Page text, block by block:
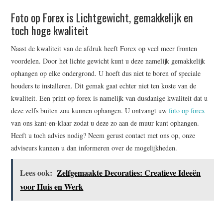
Foto op Forex is Lichtgewicht, gemakkelijk en
toch hoge kwaliteit
Naast de kwaliteit van de afdruk heeft Forex op veel meer fronten
voordelen. Door het lichte gewicht kunt u deze namelijk gemakkelijk
ophangen op elke ondergrond. U hoeft dus niet te boren of speciale
houders te installeren. Dit gemak gaat echter niet ten koste van de
kwaliteit. Een print op forex is namelijk van dusdanige kwaliteit dat u
deze zelfs buiten zou kunnen ophangen. U ontvangt uwfoto op forex
van ons kant-en-klaar zodat u deze zo aan de muur kunt ophangen.
Heeft u toch advies nodig? Neem gerust contact met ons op, onze
adviseurs kunnen u dan informeren over de mogelijkheden.
Lees ook: Zelfgemaakte Decoraties: Creatieve Ideeën
voor Huis en Werk